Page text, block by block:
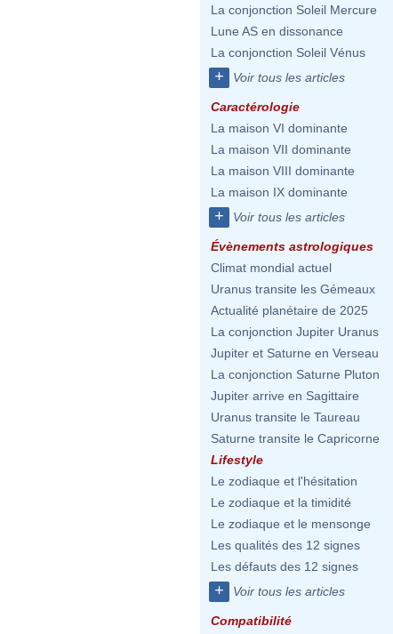
La conjonction Soleil Mercure
Lune AS en dissonance
La conjonction Soleil Vénus
+ Voir tous les articles
Caractérologie
La maison VI dominante
La maison VII dominante
La maison VIII dominante
La maison IX dominante
+ Voir tous les articles
Évènements astrologiques
Climat mondial actuel
Uranus transite les Gémeaux
Actualité planétaire de 2025
La conjonction Jupiter Uranus
Jupiter et Saturne en Verseau
La conjonction Saturne Pluton
Jupiter arrive en Sagittaire
Uranus transite le Taureau
Saturne transite le Capricorne
Lifestyle
Le zodiaque et l'hésitation
Le zodiaque et la timidité
Le zodiaque et le mensonge
Les qualités des 12 signes
Les défauts des 12 signes
+ Voir tous les articles
Compatibilité